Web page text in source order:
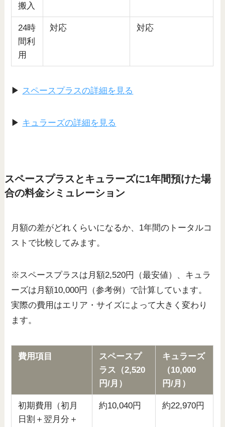
搬入
24時
間利
用
対応 対応
▶ スペースプラスの詳細を見る
▶ キュラーズの詳細を見る
スペースプラスとキュラーズに1年間預けた場
合の料金シミュレーション
月額の差がどれくらいになるか、1年間のトータルコ
ストで比較してみます。
※スペースプラスは月額2,520円（最安値）、キュラ
ーズは月額10,000円（参考例）で計算しています。
実際の費用はエリア・サイズによって大きく変わり
ます。
費用項目
スペースプ
ラス（2,520
円/月）
キュラーズ
（10,000
円/月）
初期費用（初月
日割＋翌月分＋
約10,040円 約22,970円